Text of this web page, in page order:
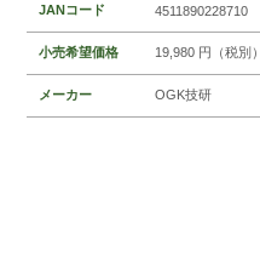
JANコード 4511890228710
小売希望価格 19,980 円（税別）
メーカー OGK技研